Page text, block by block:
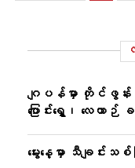
ဂျပန်မှာ တိုင်ဖွန်း
ပြောင်းရွှေ့၊ လေယာ
မွေးနေ့မှာ သီချင်း